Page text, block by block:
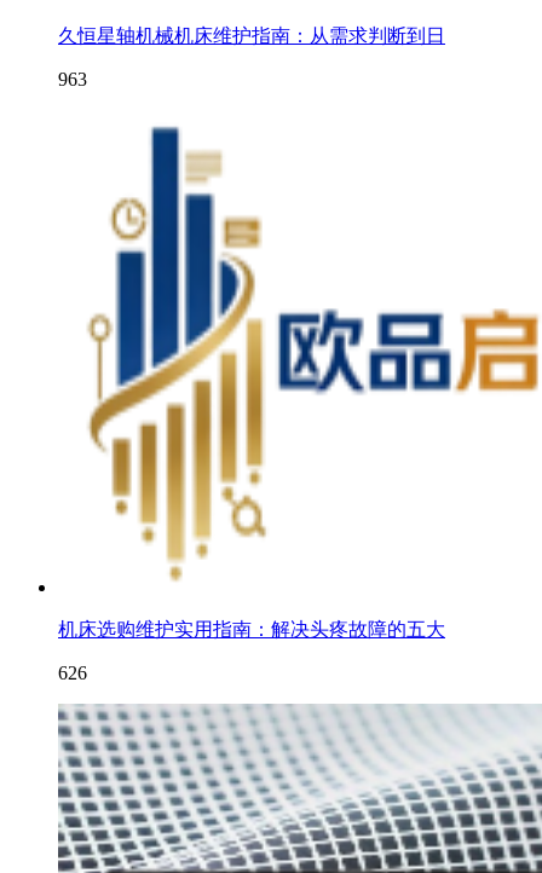
久恒星轴机械机床维护指南：从需求判断到日
963
机床选购维护实用指南：解决头疼故障的五大
626